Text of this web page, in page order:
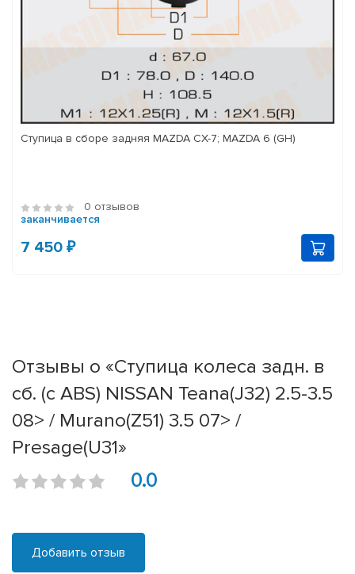
Ступица в сборе задняя MAZDA CX-7; MAZDA 6 (GH)
0 отзывов
заканчивается
7 450 ₽
Отзывы о «Ступица колеса задн. в
сб. (с ABS) NISSAN Teana(J32) 2.5-3.5
08> / Murano(Z51) 3.5 07> /
Presage(U31»
0.0
Добавить отзыв